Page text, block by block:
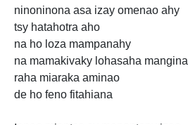
ninoninona asa izay omenao ahy
tsy hatahotra aho
na ho loza mampanahy
na mamakivaky lohasaha mangina
raha miaraka aminao
de ho feno fitahiana